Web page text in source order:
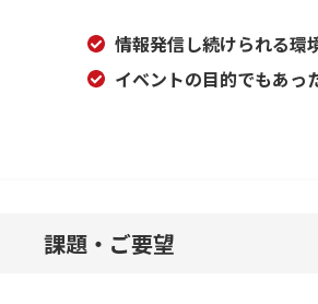
情報発信し続けられる環
イベントの目的でもあっ
課題・ご要望